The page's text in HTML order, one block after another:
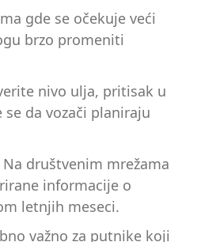
gde se očekuje veći
brzo promeniti
nivo ulja, pritisak u
da vozači planiraju
društvenim mrežama
informacije o
letnjih meseci.
važno za putnike koji